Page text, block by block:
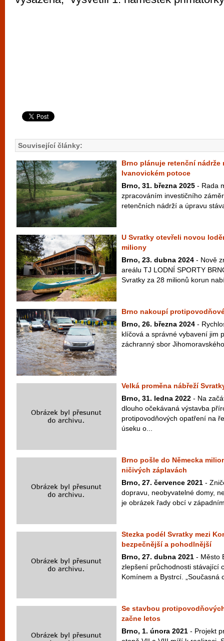
Související články:
Brno plánuje retenční nádrže
Ivanovickém potoce
Brno, 31. března 2025 - Rada
zpracováním investičního
retenčních nádrží a úpravu
U Svratky otevřeli novou
miliony
Brno, 23. dubna 2024 - Nově
areálu TJ LODNÍ SPORTY
Svratky za 28 milionů korun
Brno nakoupí
Brno, 26. března 2024 -
klíčová a správné vybavení jim
záchranný sbor
Velká proměna nábřeží
Brno, 31. ledna 2022 - Na
dlouho očekávaná výstavba
protipovodňových opatření na
úseku o...
Brno pošle do Německa
ničivých záplavách
Brno, 27. července 2021 -
dopravu, neobyvatelné domy,
je obrázek řady obcí v
Stezka podél Svratky mezi
bezpečnější a pohodlnější
Brno, 27. dubna 2021 - Město
zlepšení průchodnosti stávající
Komínem a Bystrcí. „Současná
Se stavbou
začne letos
Brno, 1. února 2021 - Projekt